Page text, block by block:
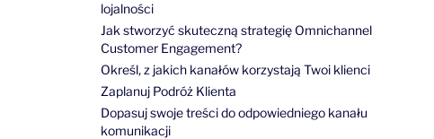
lojalności
Jak stworzyć skuteczną strategię Omnichannel
Customer Engagement?
Określ, z jakich kanałów korzystają Twoi klienci
Zaplanuj Podróż Klienta
Dopasuj swoje treści do odpowiedniego kanału
komunikacji